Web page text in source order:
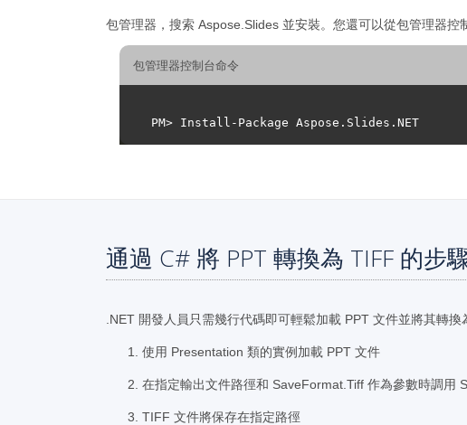
包管理器，搜索 Aspose.Slides 並安裝。您還可以從包管理器控
包管理器控制台命令
通過 C# 將 PPT 轉換為 TIFF 的步
.NET 開發人員只需幾行代碼即可輕鬆加載 PPT 文件並將其轉換
使用 Presentation 類的實例加載 PPT 文件
在指定輸出文件路徑和 SaveFormat.Tiff 作為參數時調用
TIFF 文件將保存在指定路徑